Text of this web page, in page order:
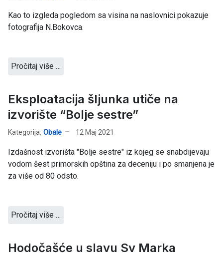
Kao to izgleda pogledom sa visina na naslovnici pokazuje
fotografija N.Bokovca.
Pročitaj više …
Eksploatacija šljunka utiče na
izvorište “Bolje sestre”
Kategorija: Obale 12 Maj 2021
Izdašnost izvorišta "Bolje sestre" iz kojeg se snabdijevaju
vodom šest primorskih opština za deceniju i po smanjena je
za više od 80 odsto.
Pročitaj više …
Hodočašće u slavu Sv Marka